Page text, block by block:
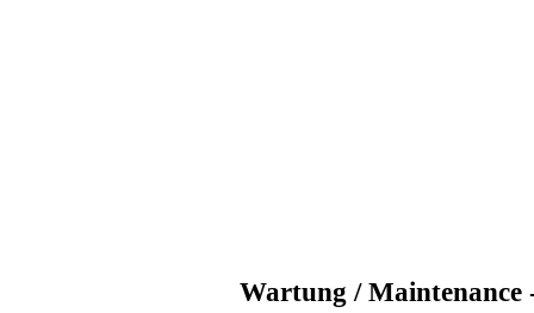
Wartung / Maintenance